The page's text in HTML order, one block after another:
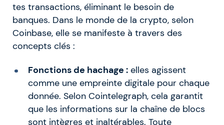
tes transactions, éliminant le besoin de
banques. Dans le monde de la crypto, selon
Coinbase, elle se manifeste à travers des
concepts clés :
Fonctions de hachage :elles agissent
comme une empreinte digitale pour chaque
donnée. Selon Cointelegraph, cela garantit
que les informations sur la chaîne de blocs
sont intègres et inaltérables. Toute